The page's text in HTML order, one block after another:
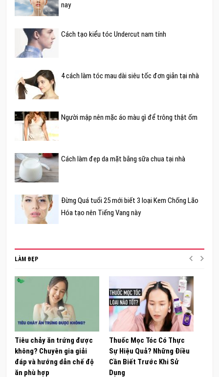
nay
Cách tạo kiểu tóc Undercut nam tính
4 cách làm tóc mau dài siêu tốc đơn giản tại nhà
Người mập nên mặc áo màu gì để trông thật ốm
Cách làm đẹp da mặt bằng sữa chua tại nhà
Đừng Quá tuổi 25 mới biết 3 loại Kem Chống Lão
Hóa tạo nên Tiếng Vang này
LÀM ĐẸP
Tiêu chảy ăn trứng được
không? Chuyên gia giải
đáp và hướng dẫn chế độ
ăn phù hợp
Thuốc Mọc Tóc Có Thực
Sự Hiệu Quả? Những Điều
Cần Biết Trước Khi Sử
Dụng